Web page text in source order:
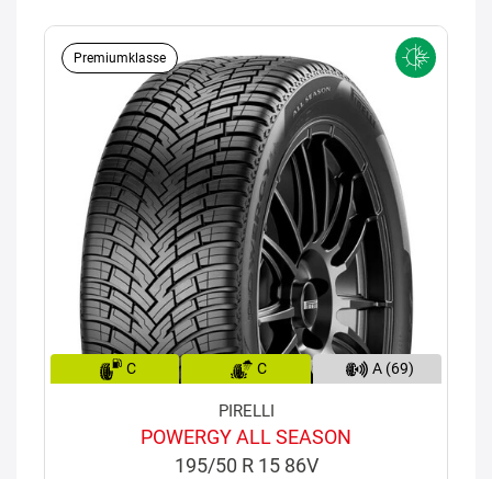
Premiumklasse
C C A (69)
PIRELLI
POWERGY ALL SEASON
195/50 R 15 86V